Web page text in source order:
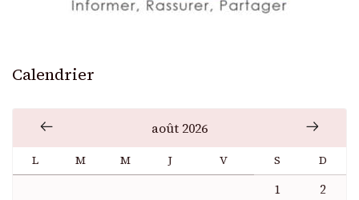
Calendrier
août 2026
L M M J V S D
1
2